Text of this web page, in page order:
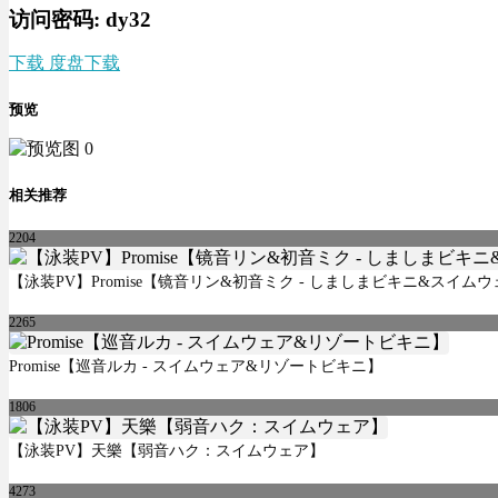
访问密码: dy32
下载 度盘下载
预览
相关推荐
2204
【泳装PV】Promise【镜音リン&初音ミク - しましまビキニ&スイムウ
2265
Promise【巡音ルカ - スイムウェア&リゾートビキニ】
1806
【泳装PV】天樂【弱音ハク：スイムウェア】
4273